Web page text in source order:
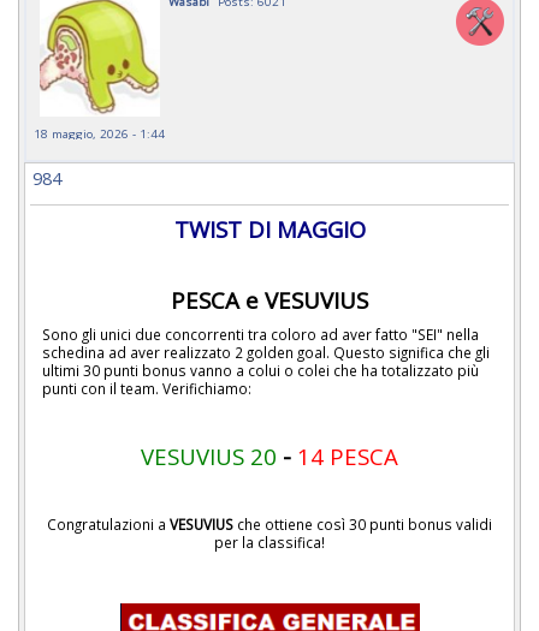
18 maggio, 2026 - 1:44
984
TWIST DI MAGGIO
PESCA e VESUVIUS
Sono gli unici due concorrenti tra coloro ad aver fatto "SEI" nella
schedina ad aver realizzato 2 golden goal. Questo significa che gli
ultimi 30 punti bonus vanno a colui o colei che ha totalizzato più
punti con il team. Verifichiamo:
VESUVIUS 20 - 14 PESCA
Congratulazioni a VESUVIUS che ottiene così 30 punti bonus validi
per la classifica!